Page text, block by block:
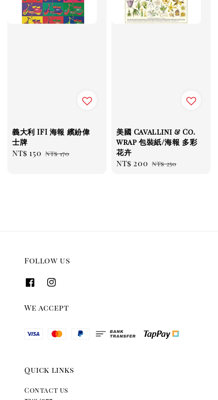
義大利 IFI 海報 繽紛偉
士牌
Sale
NT$ 150 Regular
NT$ 170
美國 Cavallini & Co.
wrap 包裝紙/海報 多彩
花卉
Sale
NT$ 200 Regular
NT$ 250
Follow us
We accept
Quick links
Contact us